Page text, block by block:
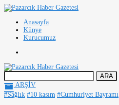
Anasayfa
Künye
Kurucumuz
ARŞİV
#Sağlık #10 kasım #Cumhuriyet Bayramı